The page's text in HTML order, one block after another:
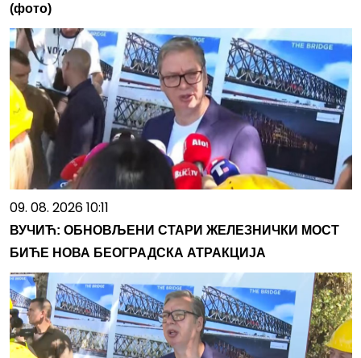
(фото)
09. 08. 2026 10:11
ВУЧИЋ: ОБНОВЉЕНИ СТАРИ ЖЕЛЕЗНИЧКИ МОСТ
БИЋЕ НОВА БЕОГРАДСКА АТРАКЦИЈА